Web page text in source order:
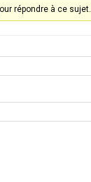
répondre à ce sujet.